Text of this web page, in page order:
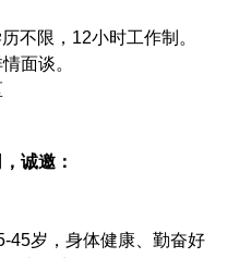
不限，12小时工作制。
面谈。
诚邀：
45岁，身体健康、勤奋好